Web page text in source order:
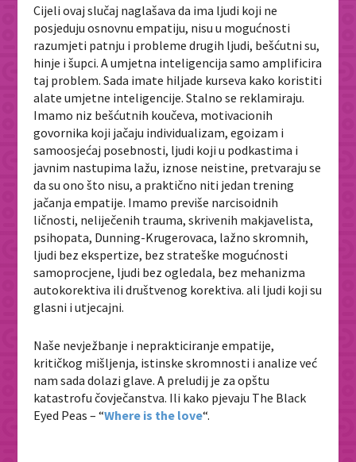
Cijeli ovaj slučaj naglašava da ima ljudi koji ne
posjeduju osnovnu empatiju, nisu u mogućnosti
razumjeti patnju i probleme drugih ljudi, bešćutni su,
hinje i šupci. A umjetna inteligencija samo amplificira
taj problem. Sada imate hiljade kurseva kako koristiti
alate umjetne inteligencije. Stalno se reklamiraju.
Imamo niz bešćutnih koučeva, motivacionih
govornika koji jačaju individualizam, egoizam i
samoosjećaj posebnosti, ljudi koji u podkastima i
javnim nastupima lažu, iznose neistine, pretvaraju se
da su ono što nisu, a praktično niti jedan trening
jačanja empatije. Imamo previše narcisoidnih
ličnosti, neliječenih trauma, skrivenih makjavelista,
psihopata, Dunning-Krugerovaca, lažno skromnih,
ljudi bez ekspertize, bez strateške mogućnosti
samoprocjene, ljudi bez ogledala, bez mehanizma
autokorektiva ili društvenog korektiva. ali ljudi koji su
glasni i utjecajni.
Naše nevježbanje i neprakticiranje empatije,
kritičkog mišljenja, istinske skromnosti i analize već
nam sada dolazi glave. A preludij je za opštu
katastrofu čovječanstva. Ili kako pjevaju The Black
Eyed Peas – “Where is the love“.